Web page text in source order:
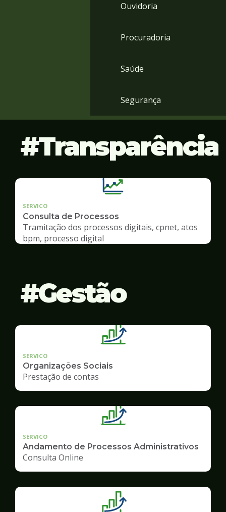
Ouvidoria
Procuradoria
Saúde
Segurança
Transparência
SERVICO
Consulta de Processos
Tramitação dos processos digitais, cpnet, atos
bpm, processo digital
Gestão
SERVICO
Organizações Sociais
Prestação de contas
SERVICO
Andamento de Processos Administrativos
Consulta Online